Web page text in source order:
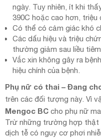
ngày. Tuy nhiên, ít khi
390C hoặc cao hơn, triệu
Có thể có cảm giác khó
Các dấu hiệu và triệu
thường giảm sau liều
Vắc xin không gây ra
hiệu chính của bệnh.
Phụ nữ có thai – Đang
trên các đối tượng này. Vì
Mengoc BC cho phụ nữ
Trừ những trường hợp thật
dịch tễ có nguy cơ phơi